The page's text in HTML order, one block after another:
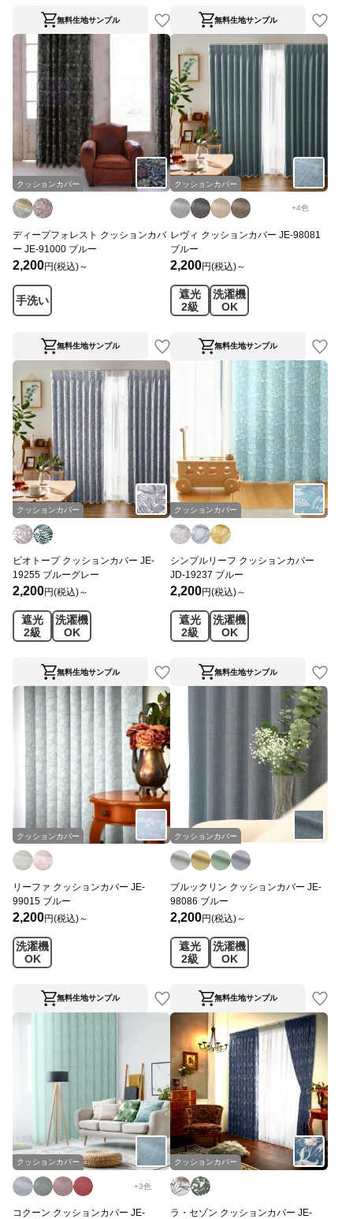
無料生地サンプル 無料生地サンプル
クッションカバー
ディープフォレスト クッションカバ
ー JE-91000 ブルー
2,200円(税込)～
手洗い
無料生地サンプル
クッションカバー
+4色
レヴィ クッションカバー JE-98081
ブルー
2,200円(税込)～
遮光
2級
洗濯機
OK
無料生地サンプル
クッションカバー
ビオトープ クッションカバー JE-
19255 ブルーグレー
2,200円(税込)～
遮光
2級
洗濯機
OK
無料生地サンプル
クッションカバー
シンプルリーフ クッションカバー
JD-19237 ブルー
2,200円(税込)～
遮光
2級
洗濯機
OK
無料生地サンプル
クッションカバー
リーファ クッションカバー JE-
99015 ブルー
2,200円(税込)～
洗濯機
OK
無料生地サンプル
クッションカバー
ブルックリン クッションカバー JE-
98086 ブルー
2,200円(税込)～
遮光
2級
洗濯機
OK
無料生地サンプル
クッションカバー
+3色
コクーン クッションカバー JE-
クッションカバー
ラ・セゾン クッションカバー JE-